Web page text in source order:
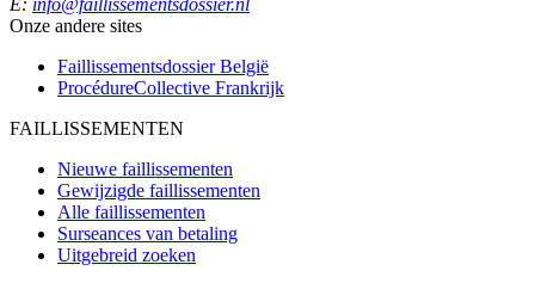
Onze andere sites
Faillissementsdossier België
ProcédureCollective Frankrijk
FAILLISSEMENTEN
Nieuwe faillissementen
Gewijzigde faillissementen
Alle faillissementen
Surseances van betaling
Uitgebreid zoeken